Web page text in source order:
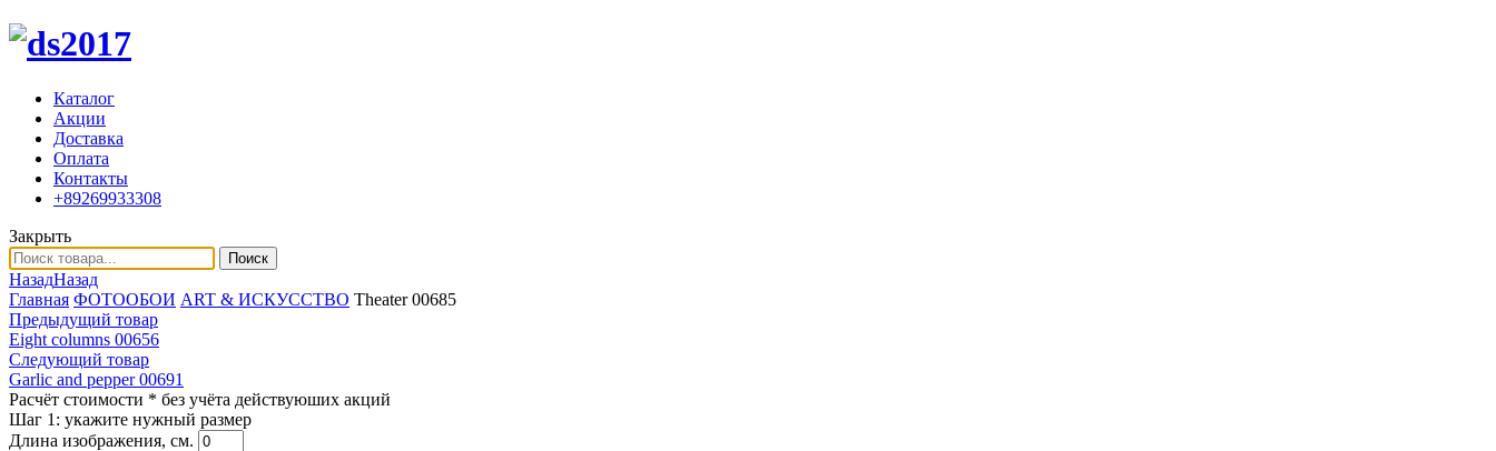
Каталог
Акции
Доставка
Оплата
Контакты
+89269933308
Закрыть
Поиск
НазадНазад
Главная ФОТООБОИ ART & ИСКУССТВО Theater 00685
Предыдущий товар
Eight columns 00656
Следующий товар
Garlic and pepper 00691
Расчёт стоимости * без учёта действуюших акций
Шаг 1: укажите нужный размер
Длина изображения, см.